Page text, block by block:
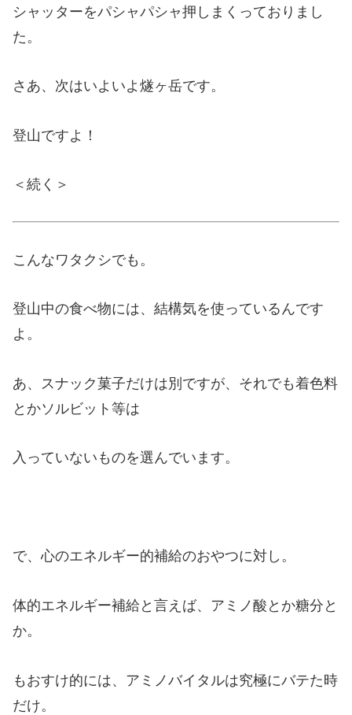
シャッターをパシャパシャ押しまくっておりまし
た。
さあ、次はいよいよ燧ヶ岳です。
登山ですよ！
＜続く＞
こんなワタクシでも。
登山中の食べ物には、結構気を使っているんです
よ。
あ、スナック菓子だけは別ですが、それでも着色料
とかソルビット等は
入っていないものを選んでいます。
で、心のエネルギー的補給のおやつに対し。
体的エネルギー補給と言えば、アミノ酸とか糖分と
か。
もおすけ的には、アミノバイタルは究極にバテた時
だけ。